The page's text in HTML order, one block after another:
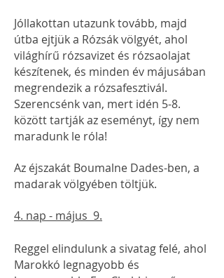
Jóllakottan utazunk tovább, majd
útba ejtjük a Rózsák völgyét, ahol
világhírű rózsavizet és rózsaolajat
készítenek, és minden év májusában
megrendezik a rózsafesztivál.
Szerencsénk van, mert idén 5-8.
között tartják az eseményt, így nem
maradunk le róla!
Az éjszakát Boumalne Dades-ben, a
madarak völgyében töltjük.
4. nap - május 9.
Reggel elindulunk a sivatag felé, ahol
Marokkó legnagyobb és